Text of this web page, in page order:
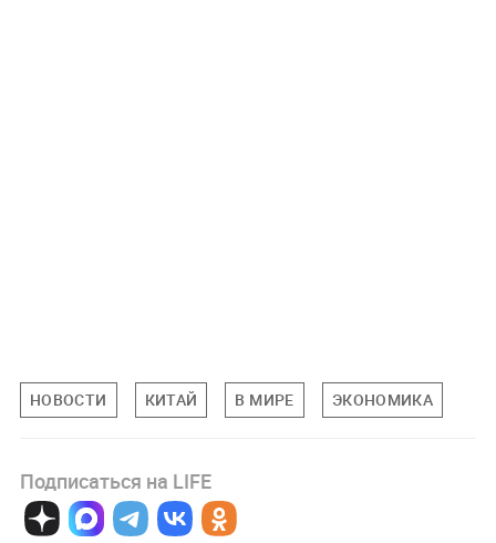
НОВОСТИ КИТАЙ В МИРЕ ЭКОНОМИКА
Подписаться на LIFE